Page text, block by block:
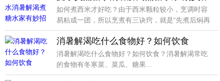
如何煮西米才好吃？由于西米颗粒较小，烹调时容
易粘成一团，所以烹煮有三诀窍，就是“先煮后焖再
冲凉”。
消暑解渴吃什么食物好？如何饮食
消暑解渴吃什么食物好？如何饮食？消暑解渴常吃
的食物有冬寒菜、菜瓜、糖果...